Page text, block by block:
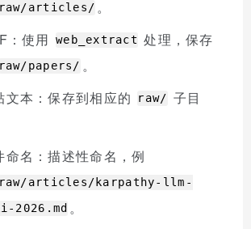
raw/articles/ 。
：使用
web_extract 处理，保存
raw/papers/ 。
文本：保存到相应的
raw/ 子目
命名：描述性命名，例
raw/articles/karpathy-llm-
2026.md 。